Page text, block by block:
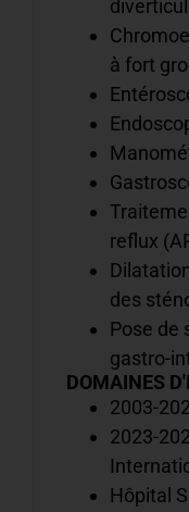
à fort
reflux
des
Pose de
gastro-
DOMAINES
2003-
2023-
Hôpital